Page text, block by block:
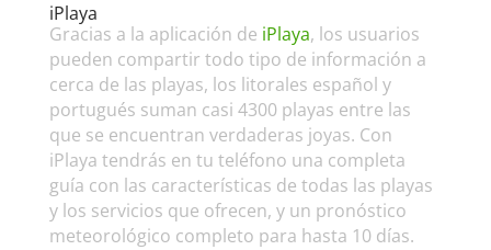
iPlaya
Gracias a la aplicación de iPlaya, los usuarios
pueden compartir todo tipo de información a
cerca de las playas, los litorales español y
portugués suman casi 4300 playas entre las
que se encuentran verdaderas joyas. Con
iPlaya tendrás en tu teléfono una completa
guía con las características de todas las playas
y los servicios que ofrecen, y un pronóstico
meteorológico completo para hasta 10 días.